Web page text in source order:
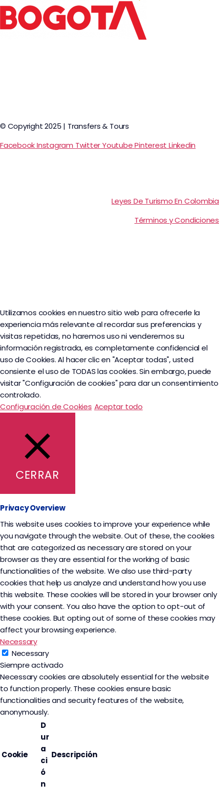
© Copyright 2025 | Transfers & Tours
FacebookInstagram TwitterYoutubePinterest Linkedin
Leyes De Turismo En Colombia
Términos y Condiciones
Utilizamos cookies en nuestro sitio web para ofrecerle la
experiencia más relevante al recordar sus preferencias y
visitas repetidas, no haremos uso ni venderemos su
información registrada, es completamente confidencial el
uso de Cookies. Al hacer clic en "Aceptar todas", usted
consiente el uso de TODAS las cookies. Sin embargo, puede
visitar "Configuración de cookies" para dar un consentimiento
controlado.
Configuración de Cookies Aceptar todo
CERRAR
Privacy Overview
This website uses cookies to improve your experience while
you navigate through the website. Out of these, the cookies
that are categorized as necessary are stored on your
browser as they are essential for the working of basic
functionalities of the website. We also use third-party
cookies that help us analyze and understand how you use
this website. These cookies will be stored in your browser only
with your consent. You also have the option to opt-out of
these cookies. But opting out of some of these cookies may
affect your browsing experience.
Necessary
Necessary
Siempre activado
Necessary cookies are absolutely essential for the website
to function properly. These cookies ensure basic
functionalities and security features of the website,
anonymously.
Cookie
D
ur
a
ci
ó
n
Descripción